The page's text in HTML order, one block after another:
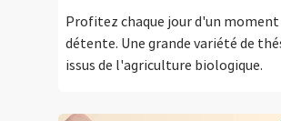
Profitez chaque jour d'un moment
détente. Une grande variété de
issus de l'agriculture biologique.